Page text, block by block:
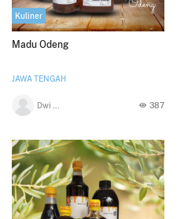
Kuliner
Madu Odeng
JAWA TENGAH
387